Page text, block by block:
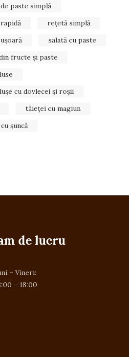
paste simplă
rețetă simplă
salată cu paste
fructe și paste
cu dovlecei și roșii
tăieței cu magiun
șuncă
de lucru
– Vineri:
– 18:00